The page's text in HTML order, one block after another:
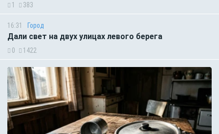
1 383
16:31 Город
Дали свет на двух улицах левого берега
0 1422